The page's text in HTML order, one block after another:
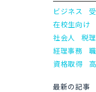
ビジネス
在校生向け
社会人
税
経理事務
資格取得
最新の記事